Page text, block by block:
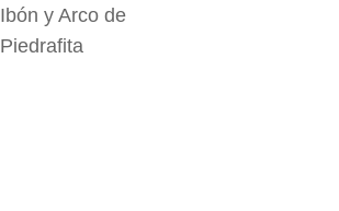
Ibón y Arco de
Piedrafita